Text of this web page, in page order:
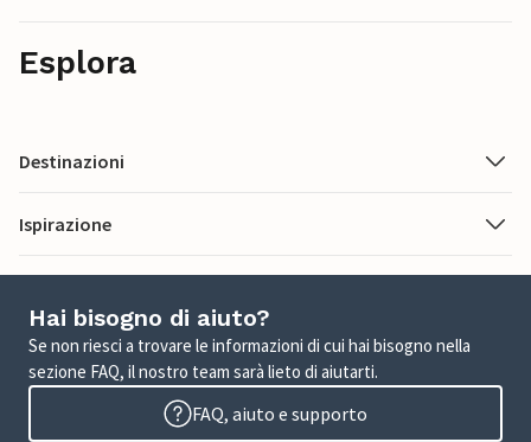
Esplora
Destinazioni
Ispirazione
Hai bisogno di aiuto?
Se non riesci a trovare le informazioni di cui hai bisogno nella
sezione FAQ, il nostro team sarà lieto di aiutarti.
FAQ, aiuto e supporto